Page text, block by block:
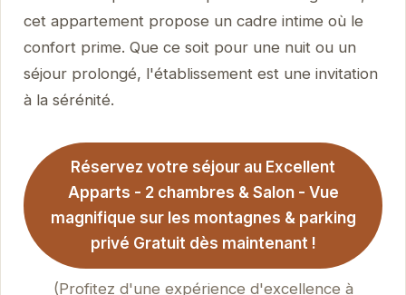
cet appartement propose un cadre intime où le
confort prime. Que ce soit pour une nuit ou un
séjour prolongé, l'établissement est une invitation
à la sérénité.
Réservez votre séjour au Excellent
Apparts - 2 chambres & Salon - Vue
magnifique sur les montagnes & parking
privé Gratuit dès maintenant !
(Profitez d'une expérience d'excellence à